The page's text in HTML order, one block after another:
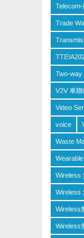
Trade
Two-way
V2V 車聯
Video
voice
Waste
Wireless
Wireless
Wireless
Wireless